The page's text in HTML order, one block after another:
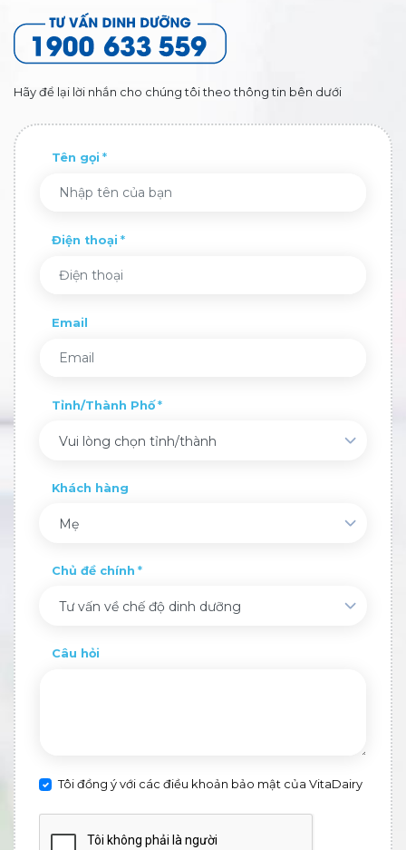
Hãy để lại lời nhắn cho chúng tôi theo thông tin bên dưới
Tên gọi
Điện thoại
Email
Tỉnh/Thành Phố
Vui lòng chọn tỉnh/thành
Khách hàng
Mẹ
Chủ đề chính
Tư vấn về chế độ dinh dưỡng
Câu hỏi
Tôi đồng ý với các điều khoản bảo mật của VitaDairy